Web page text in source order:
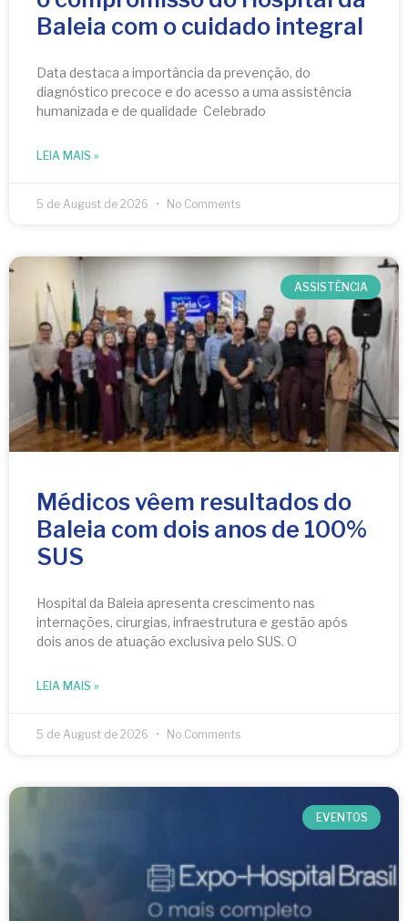
Baleia com o cuidado integral
Data destaca a importância da prevenção, do
diagnóstico precoce e do acesso a uma assistência
humanizada e de qualidade Celebrado
LEIA MAIS »
5 de August de 2026 No Comments
ASSISTÊNCIA
Médicos vêem resultados do
Baleia com dois anos de 100%
SUS
Hospital da Baleia apresenta crescimento nas
internações, cirurgias, infraestrutura e gestão após
dois anos de atuação exclusiva pelo SUS. O
LEIA MAIS »
5 de August de 2026 No Comments
EVENTOS